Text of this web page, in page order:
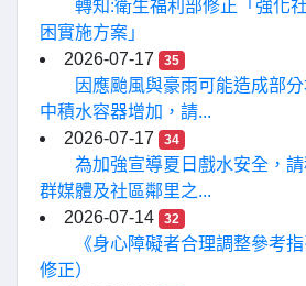
轉知:衛生福利部修正「強化
困實施方案」
2026-07-17
35
因應颱風與豪雨可能造成部
中積水容器增加，請...
2026-07-17
34
為加強宣導夏日戲水安全，
群媒體及社區鄰里之...
2026-07-14
32
《身心障礙者合理調整參考
修正）